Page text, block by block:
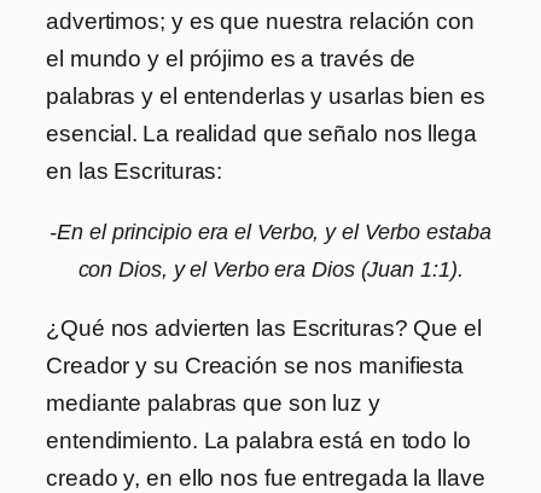
advertimos; y es que nuestra relación con
el mundo y el prójimo es a través de
palabras y el entenderlas y usarlas bien es
esencial. La realidad que señalo nos llega
en las Escrituras:
-En el principio era el Verbo, y el Verbo estaba
con Dios, y el Verbo era Dios (Juan 1:1).
¿Qué nos advierten las Escrituras? Que el
Creador y su Creación se nos manifiesta
mediante palabras que son luz y
entendimiento. La palabra está en todo lo
creado y, en ello nos fue entregada la llave